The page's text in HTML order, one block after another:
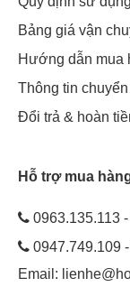
Tươi Hoàng Nga.
phẩm tốt nhất để
Bảng giá vận
Hướng dẫn mua
Thông tin
Đổi trả & hoàn
Hỗ trợ mua
0963.135.113
0947.749.109 -
Email: